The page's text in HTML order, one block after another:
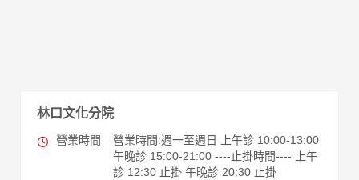
林口文化分院
營業時間
營業時間:週一至週日 上午診 10:00-13:00
午晚診 15:00-21:00 ----止掛時間---- 上午
診 12:30 止掛 午晚診 20:30 止掛